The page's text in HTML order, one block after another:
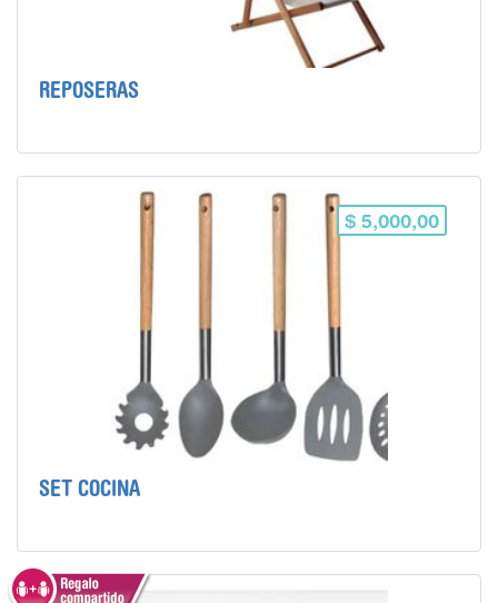
REPOSERAS
$ 5,000,00
SET COCINA